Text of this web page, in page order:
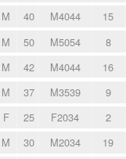
M 40 M4044 15
M 50 M5054 8
M 42 M4044 16
M 37 M3539 9
F 25 F2034 2
M 30 M2034 19